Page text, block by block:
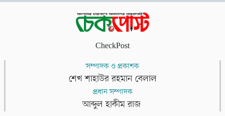
CheckPost
সম্পাদক ও প্রকাশক
শেখ শাহাউর রহমান বেলাল
প্রধান সম্পাদক
আব্দুল হাকীম রাজ